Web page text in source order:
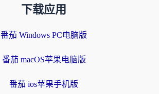
下载应用
番茄 Windows PC电脑版
番茄 macOS苹果电脑版
番茄 ios苹果手机版